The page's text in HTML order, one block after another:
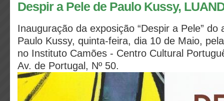
Despir a Pele de Paulo Kussy,
Inauguração da exposição “Despir a Pele” do
Paulo Kussy, quinta-feira, dia 10 de Maio,
no Instituto Camões - Centro Cultural
Av. de Portugal, Nº 50.